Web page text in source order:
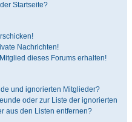
Startseite?
Nachrichten!
dieses Forums erhalten!
und ignorierten Mitglieder?
oder zur Liste der ignorierten
aus den Listen entfernen?